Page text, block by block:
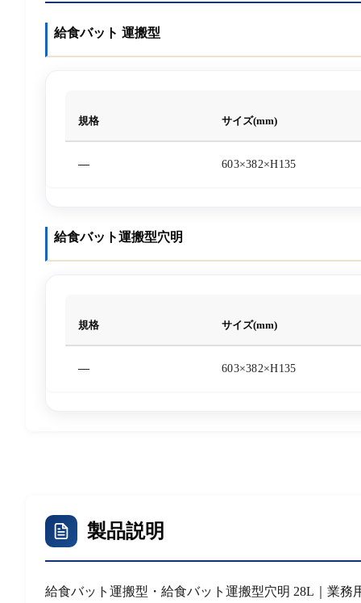
給食バット 運搬型
規格 サイズ(mm)
— 603×382×H135
給食バット運搬型穴明
規格 サイズ(mm)
— 603×382×H135
製品説明
給食バット運搬型・給食バット運搬型穴明 28L｜業